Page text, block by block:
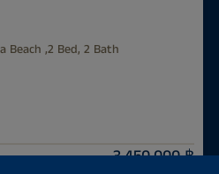
Beach ,2 Bed, 2 Bath
3.450.000 ฿